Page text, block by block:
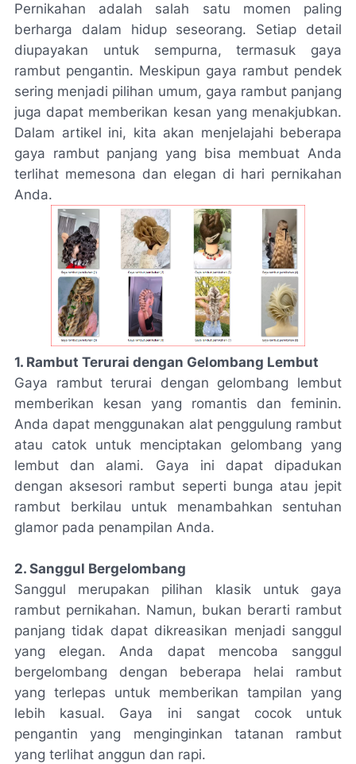
Pernikahan adalah salah satu momen paling
berharga dalam hidup seseorang. Setiap detail
diupayakan untuk sempurna, termasuk gaya
rambut pengantin. Meskipun gaya rambut pendek
sering menjadi pilihan umum, gaya rambut panjang
juga dapat memberikan kesan yang menakjubkan.
Dalam artikel ini, kita akan menjelajahi beberapa
gaya rambut panjang yang bisa membuat Anda
terlihat memesona dan elegan di hari pernikahan
Anda.
1. Rambut Terurai dengan Gelombang Lembut
Gaya rambut terurai dengan gelombang lembut
memberikan kesan yang romantis dan feminin.
Anda dapat menggunakan alat penggulung rambut
atau catok untuk menciptakan gelombang yang
lembut dan alami. Gaya ini dapat dipadukan
dengan aksesori rambut seperti bunga atau jepit
rambut berkilau untuk menambahkan sentuhan
glamor pada penampilan Anda.
2. Sanggul Bergelombang
Sanggul merupakan pilihan klasik untuk gaya
rambut pernikahan. Namun, bukan berarti rambut
panjang tidak dapat dikreasikan menjadi sanggul
yang elegan. Anda dapat mencoba sanggul
bergelombang dengan beberapa helai rambut
yang terlepas untuk memberikan tampilan yang
lebih kasual. Gaya ini sangat cocok untuk
pengantin yang menginginkan tatanan rambut
yang terlihat anggun dan rapi.